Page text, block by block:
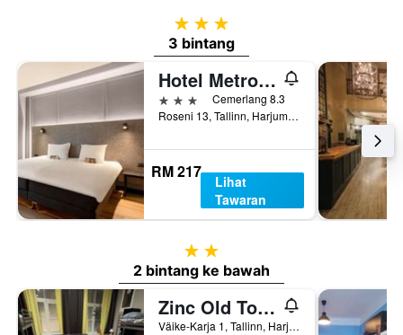
3 bintang
3 bintang
Hotel Metropol
3 bintangCemerlang 8.3
Roseni 13, Tallinn, Harjumaa, Estonia
RM 217
Lihat
Tawaran
2 bintang
2 bintang ke bawah
Zinc Old Town Hostel Tallinn
Väike-Karja 1, Tallinn, Harjumaa, Estonia